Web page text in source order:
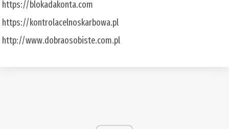
https://blokadakonta.com
https://kontrolacelnoskarbowa.pl
http://www.dobraosobiste.com.pl